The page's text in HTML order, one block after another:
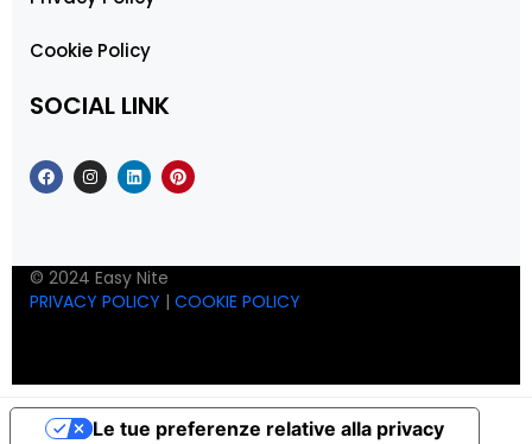
Cookie Policy
SOCIAL LINK
© 2024 Easy Nite
PRIVACY POLICY | COOKIE POLICY
Le tue preferenze relative alla privacy